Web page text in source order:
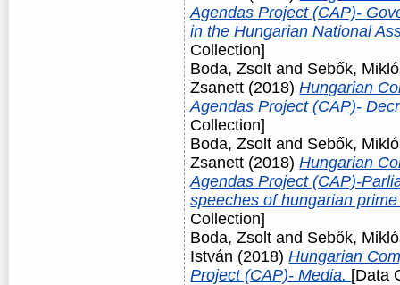
Agendas Project (CAP)-
in the Hungarian National
Collection]
Boda, Zsolt and Sebők,
Zsanett (2018)Hungarian
Agendas Project (CAP)-
Collection]
Boda, Zsolt and Sebők,
Zsanett (2018)Hungarian
Agendas Project (CAP)-
speeches of hungarian
Collection]
Boda, Zsolt and Sebők,
István (2018)Hungarian
Project (CAP)- Media. [Data